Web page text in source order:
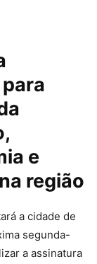
e
região
a cidade de
segunda-
a assinatura